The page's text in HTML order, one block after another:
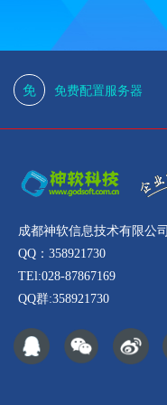
免 免费配置服务器
成都神软信息技术有限公司
QQ：358921730
TEl:028-87867169
QQ群:358921730